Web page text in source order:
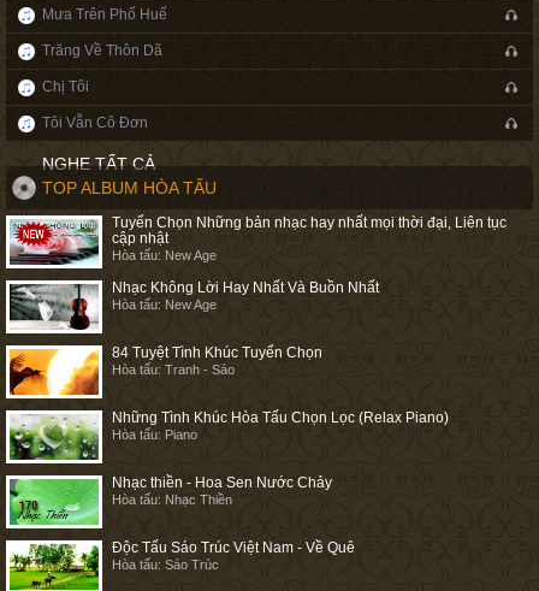
Mưa Trên Phố Huế
Trăng Về Thôn Dã
Chị Tôi
Tôi Vẫn Cô Đơn
NGHE TẤT CẢ
TOP ALBUM HÒA TẤU
Tuyển Chọn Những bản nhạc hay nhất mọi thời đại, Liên tục
cập nhật
Hòa tấu: New Age
Nhạc Không Lời Hay Nhất Và Buồn Nhất
Hòa tấu: New Age
84 Tuyệt Tình Khúc Tuyển Chọn
Hòa tấu: Tranh - Sáo
Những Tình Khúc Hòa Tấu Chọn Lọc (Relax Piano)
Hòa tấu: Piano
Nhạc thiền - Hoa Sen Nước Chảy
Hòa tấu: Nhạc Thiền
Độc Tấu Sáo Trúc Việt Nam - Về Quê
Hòa tấu: Sáo Trúc